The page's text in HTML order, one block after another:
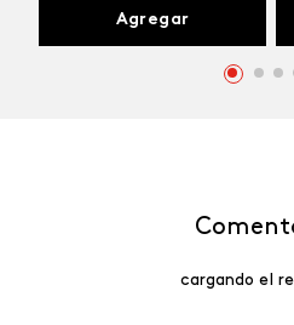
Agregar
cargando el